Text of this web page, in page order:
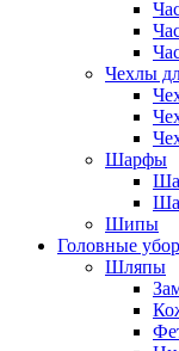
Чехлы
Шарфы
Шипы
Головные
Шляпы